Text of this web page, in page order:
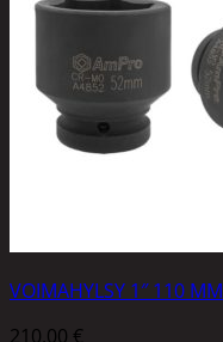
VOIMAHYLSY 1″ 110 MM
210,00 €